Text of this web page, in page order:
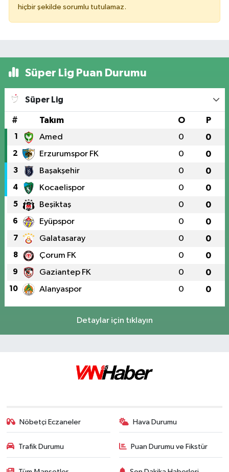
hiçbir şekilde sorumlu tutulamaz.
Süper Lig Puan Durumu
Süper Lig
# Takım O P
1 Amed 0 0
2 Erzurumspor FK 0 0
3 Başakşehir 0 0
4 Kocaelispor 0 0
5 Beşiktaş 0 0
6 Eyüpspor 0 0
7 Galatasaray 0 0
8 Çorum FK 0 0
9 Gaziantep FK 0 0
10 Alanyaspor 0 0
Detaylar için tıklayın
Nöbetçi Eczaneler Hava Durumu
Trafik Durumu Puan Durumu ve Fikstür